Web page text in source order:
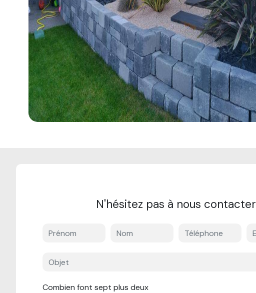
N'hésitez pas à nous contacter
Combien font sept plus deux